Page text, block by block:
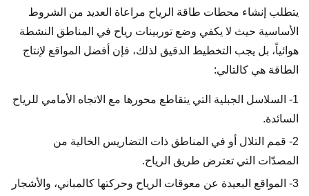
يتطلب إنشاء محطات طاقة الرياح مراعاة العديد من الشروط
الأساسية حيث لا يكفي وضع توربينات رياح في المناطق النشطة
هوائياً، بل يجب التخطيط الدقيق لذلك، فإن أفضل المواقع لإنتاج
الطاقة هي كالتالي:
1- السلاسل الجبلية التي يتقاطع محورها مع الاتجاه الأمامي للرياح
السائدة.
2- قمم التلال أو في المناطق ذات التضاريس الخالية من
المصدّات التي تعترض طريق الرياح.
3- المواقع البعيدة عن معوقات الرياح وحركتها كالمباني، والأشجار